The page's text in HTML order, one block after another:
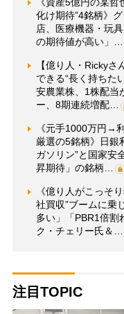
化け期待”4銘柄》
店、医療機器・玩
の期待値が高い」…
【億り人・Ricky
できる“長く持ちた
安農業株、1株配当
ー、8期連続増配…
《元手1000万円→
厳選の5銘柄》日銀
ガソリン”と国家安
昇期待」の銘柄…
《億り人がこっそ
社買収”ブームに乗
多い」「PBR1倍割
ク・チェリー氏＆…
注目TOPIC